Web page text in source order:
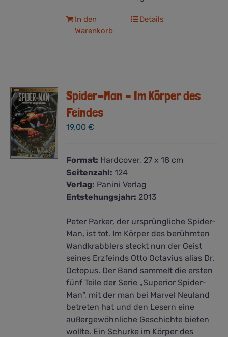
In den
Warenkorb
Details
Spider-Man – Im Körper des
Feindes
19,00€
Format: Hardcover, 27 x 18 cm
Seitenzahl: 124
Verlag: Panini Verlag
Entstehungsjahr: 2013
Peter Parker, der ursprüngliche Spider-
Man, ist tot. Im Körper des berühmten
Wandkrabblers steckt nun der Geist
seines Erzfeinds Otto Octavius alias Dr.
Octopus. Der Band sammelt die ersten
fünf Teile der Serie „Superior Spider-
Man“, mit der man bei Marvel Neuland
betreten hat und den Lesern eine
außergewöhnliche Geschichte bieten
wollte. Ein Schurke im Körper des